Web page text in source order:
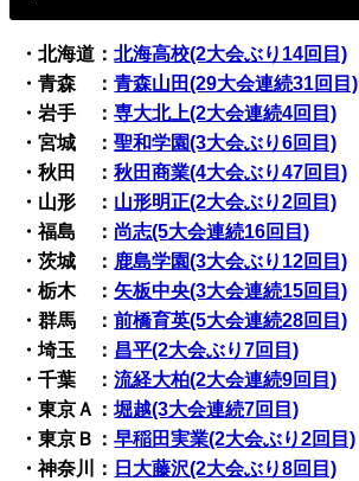
・北海道：北海高校(2大会ぶり14回目)
・青森 ：青森山田(29大会連続31回目)
・岩手 ：専大北上(2大会連続4回目)
・宮城 ：聖和学園(3大会ぶり6回目)
・秋田 ：秋田商業(4大会ぶり47回目)
・山形 ： 山形明正(2大会ぶり2回目)
・福島 ： 尚志(5大会連続16回目)
・茨城 ： 鹿島学園(3大会ぶり12回目)
・栃木 ： 矢板中央(3大会連続15回目)
・群馬 ：前橋育英(5大会連続28回目)
・埼玉 ： 昌平(2大会ぶり7回目)
・千葉 ：流経大柏(2大会連続9回目)
・東京Ａ：堀越(3大会連続7回目)
・東京Ｂ：早稲田実業(2大会ぶり2回目)
・神奈川： 日大藤沢(2大会ぶり8回目)